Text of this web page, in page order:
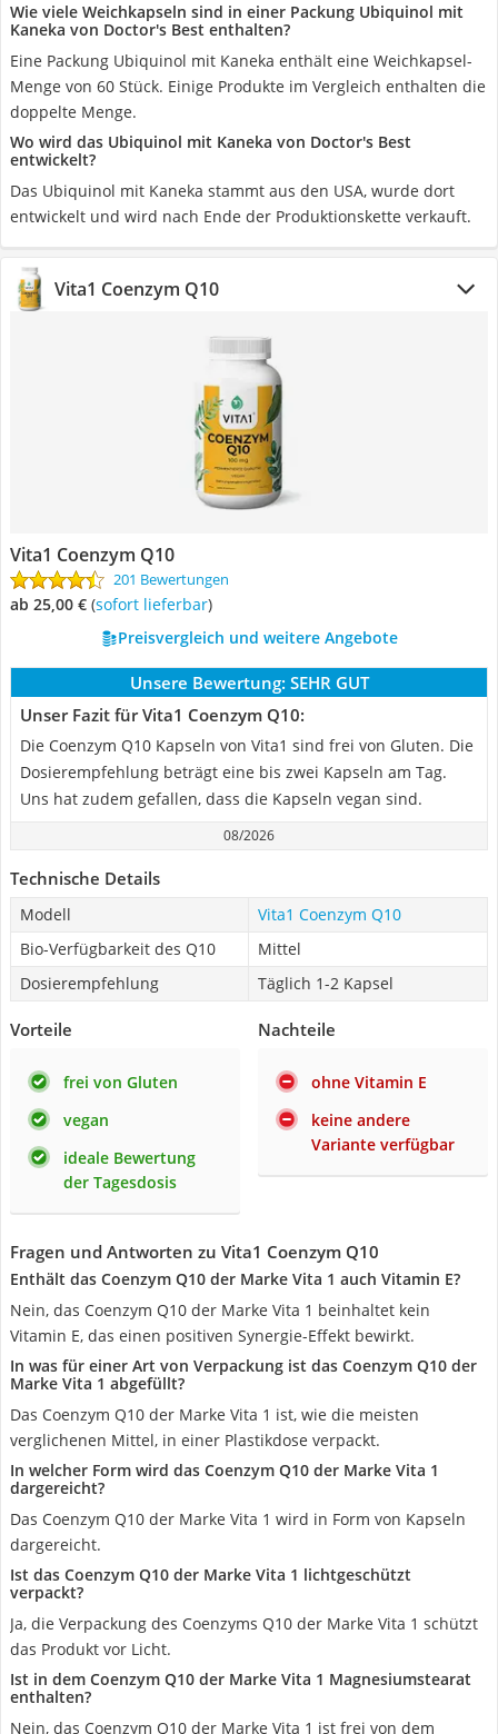
Wie viele Weichkapseln sind in einer Packung Ubiquinol mit
Kaneka von Doctor's Best enthalten?
Eine Packung Ubiquinol mit Kaneka enthält eine Weichkapsel-
Menge von 60 Stück. Einige Produkte im Vergleich enthalten die
doppelte Menge.
Wo wird das Ubiquinol mit Kaneka von Doctor's Best
entwickelt?
Das Ubiquinol mit Kaneka stammt aus den USA, wurde dort
entwickelt und wird nach Ende der Produktionskette verkauft.
Vita1 Coenzym Q10
Vita1 Coenzym Q10
201 Bewertungen
ab 25,00 € ( Sofort lieferbar)
Preisvergleich und weitere Angebote
Unsere Bewertung: SEHR GUT
Unser Fazit für Vita1 Coenzym Q10:
Die Coenzym Q10 Kapseln von Vita1 sind frei von Gluten. Die
Dosierempfehlung beträgt eine bis zwei Kapseln am Tag.
Uns hat zudem gefallen, dass die Kapseln vegan sind.
08/2026
Technische Details
Modell
Vita1 Coenzym Q10
Bio-Verfügbarkeit des Q10
Mittel
Dosierempfehlung
Täglich 1-2 Kapsel
Vorteile
frei von Gluten
vegan
ideale Bewertung
der Tagesdosis
Nachteile
ohne Vitamin E
keine andere
Variante verfügbar
Fragen und Antworten zu Vita1 Coenzym Q10
Enthält das Coenzym Q10 der Marke Vita 1 auch Vitamin E?
Nein, das Coenzym Q10 der Marke Vita 1 beinhaltet kein
Vitamin E, das einen positiven Synergie-Effekt bewirkt.
In was für einer Art von Verpackung ist das Coenzym Q10 der
Marke Vita 1 abgefüllt?
Das Coenzym Q10 der Marke Vita 1 ist, wie die meisten
verglichenen Mittel, in einer Plastikdose verpackt.
In welcher Form wird das Coenzym Q10 der Marke Vita 1
dargereicht?
Das Coenzym Q10 der Marke Vita 1 wird in Form von Kapseln
dargereicht.
Ist das Coenzym Q10 der Marke Vita 1 lichtgeschützt
verpackt?
Ja, die Verpackung des Coenzyms Q10 der Marke Vita 1 schützt
das Produkt vor Licht.
Ist in dem Coenzym Q10 der Marke Vita 1 Magnesiumstearat
enthalten?
Nein, das Coenzym Q10 der Marke Vita 1 ist frei von dem